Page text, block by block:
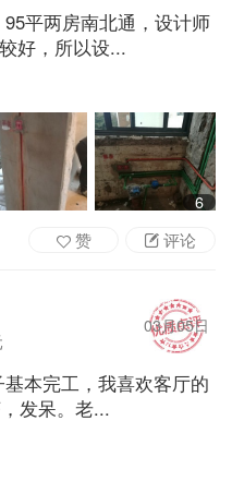
平两房南北通，设计师
好，所以设...
6
评论
赞
03月05日
本完工，我喜欢客厅的
发呆。老...